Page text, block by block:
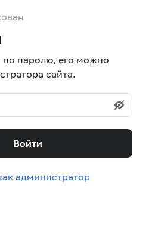
по паролю, его можно
сайта.
Войти
администратор